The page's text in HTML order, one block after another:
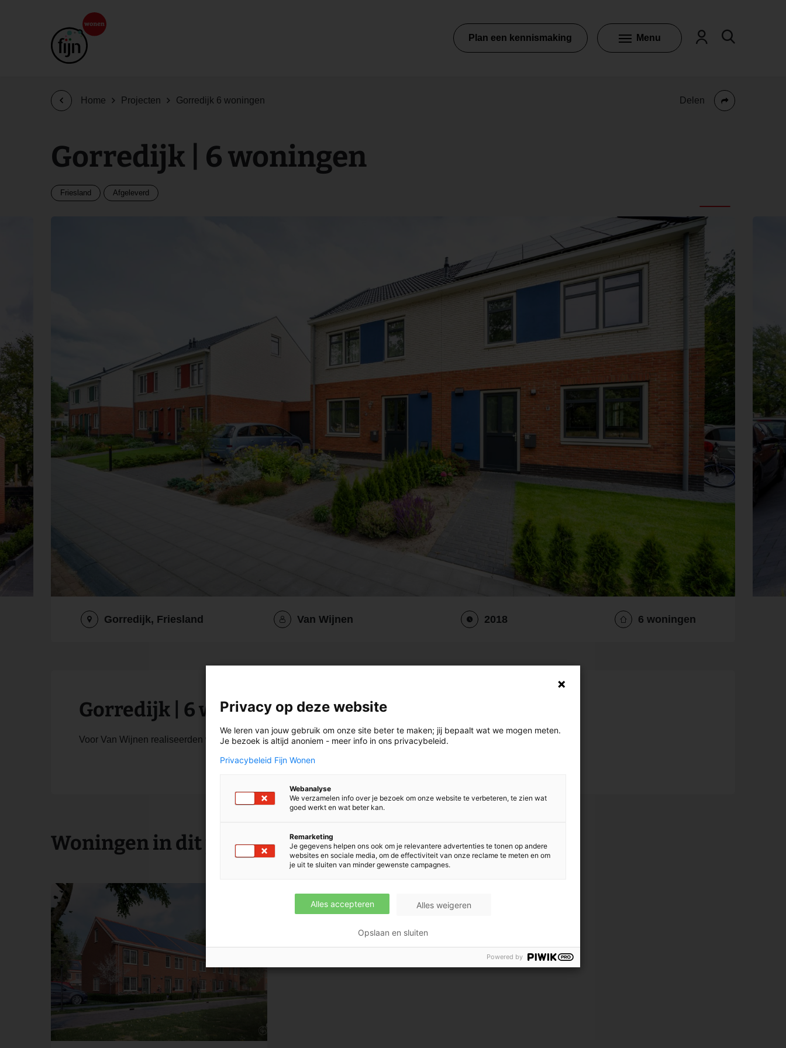
Plan een kennismaking Menu
Home Projecten Gorredijk 6 woningen Delen
Gorredijk | 6 woningen
Friesland Afgeleverd
Gorredijk, Friesland Van Wijnen 2018 6 woningen
Gorredijk | 6 woningen
Voor Van Wijnen realiseerden wij 6 woningen in Gorredijk.
Woningen in dit project
Privacy op deze website
We leren van jouw gebruik om onze site beter te maken; jij bepaalt wat we mogen meten.
Je bezoek is altijd anoniem - meer info in ons privacybeleid.
Privacybeleid Fijn Wonen
Webanalyse
We verzamelen info over je bezoek om onze website te verbeteren, te zien wat
goed werkt en wat beter kan.
Remarketing
Je gegevens helpen ons ook om je relevantere advertenties te tonen op andere
websites en sociale media, om de effectiviteit van onze reclame te meten en om
je uit te sluiten van minder gewenste campagnes.
Alles accepteren Alles weigeren
Opslaan en sluiten
Powered by